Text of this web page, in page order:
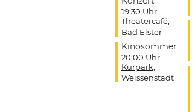
19:30 Uhr
Theatercafé,
Bad Elster
Kinosommer
20:00 Uhr
Kurpark
Weissenstadt